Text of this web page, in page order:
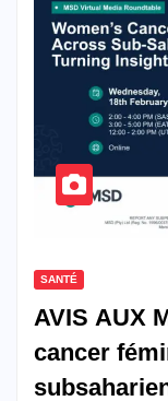
SANTÉ
AVIS AUX
cancer